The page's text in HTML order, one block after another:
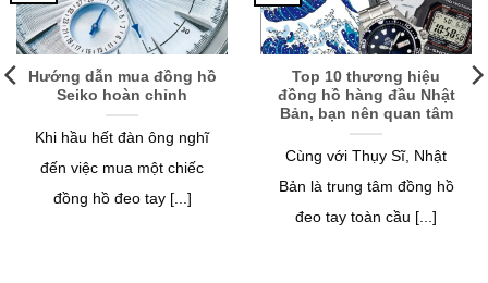
Hướng dẫn mua đồng hồ
Seiko hoàn chỉnh
Khi hầu hết đàn ông nghĩ
đến việc mua một chiếc
đồng hồ đeo tay [...]
Top 10 thương hiệu
đồng hồ hàng đầu Nhật
Bản, bạn nên quan tâm
Cùng với Thụy Sĩ, Nhật
Bản là trung tâm đồng hồ
đeo tay toàn cầu [...]